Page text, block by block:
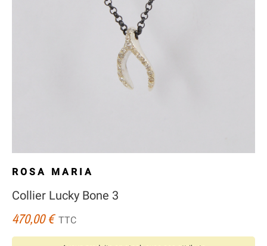
ROSA MARIA
Collier Lucky Bone 3
470,00 €TTC